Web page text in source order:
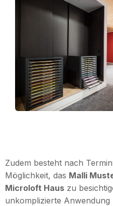
Zudem besteht nach
Möglichkeit, das Malli
Microloft Haus zu
unkomplizierte